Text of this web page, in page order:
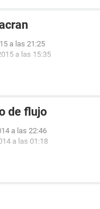
a las 21:25
a las 15:35
de flujo
a las 22:46
a las 01:18